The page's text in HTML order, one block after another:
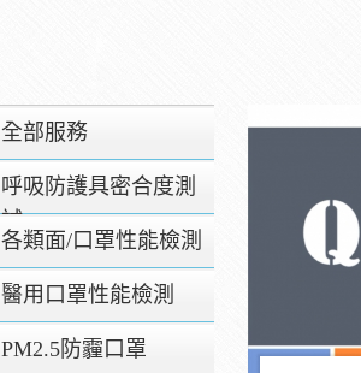
全部服務
呼吸防護具密合度測
試
各類面/口罩性能檢測
醫用口罩性能檢測
PM2.5防霾口罩